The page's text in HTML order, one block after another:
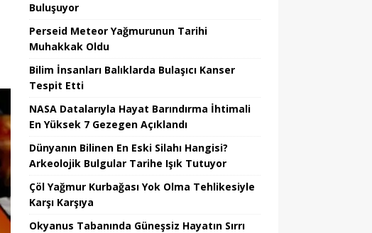
Buluşuyor
Perseid Meteor Yağmurunun Tarihi
Muhakkak Oldu
Bilim İnsanları Balıklarda Bulaşıcı Kanser
Tespit Etti
NASA Datalarıyla Hayat Barındırma İhtimali
En Yüksek 7 Gezegen Açıklandı
Dünyanın Bilinen En Eski Silahı Hangisi?
Arkeolojik Bulgular Tarihe Işık Tutuyor
Çöl Yağmur Kurbağası Yok Olma Tehlikesiyle
Karşı Karşıya
Okyanus Tabanında Güneşsiz Hayatın Sırrı